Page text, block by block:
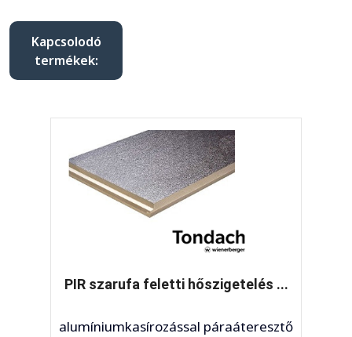
Kapcsolodó
termékek:
szarufa feletti hőszigetelés ...
páraáteresztő